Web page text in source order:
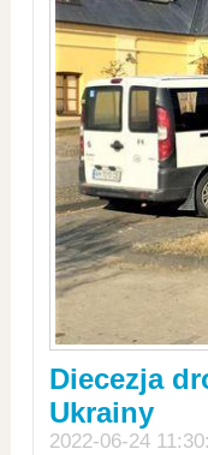
Diecezja
Ukrainy
2022-06-24